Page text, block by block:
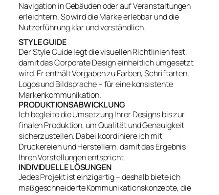
Navigation in Gebäuden oder auf Veranstaltungen
erleichtern. So wird die Marke erlebbar und die
Nutzerführung klar und verständlich.
STYLE GUIDE
Der Style Guide legt die visuellen Richtlinien fest,
damit das Corporate Design einheitlich umgesetzt
wird. Er enthält Vorgaben zu Farben, Schriftarten,
Logos und Bildsprache – für eine konsistente
Markenkommunikation.
PRODUKTIONSABWICKLUNG
Ich begleite die Umsetzung Ihrer Designs bis zur
finalen Produktion, um Qualität und Genauigkeit
sicherzustellen. Dabei koordiniere ich mit
Druckereien und Herstellern, damit das Ergebnis
Ihren Vorstellungen entspricht.
INDIVIDUELLE LÖSUNGEN
Jedes Projekt ist einzigartig – deshalb biete ich
maßgeschneiderte Kommunikationskonzepte, die